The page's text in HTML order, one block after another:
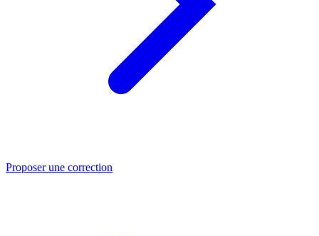
Proposer une correction